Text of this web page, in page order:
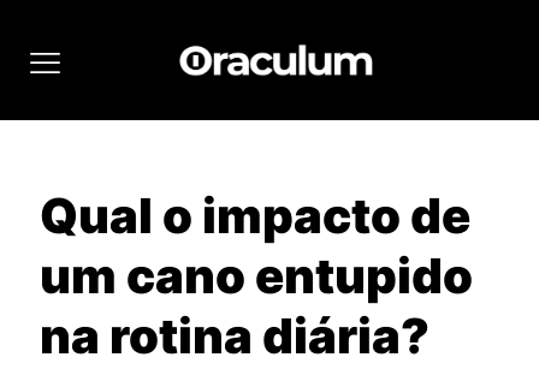
Qual o impacto de
um cano entupido
na rotina diária?